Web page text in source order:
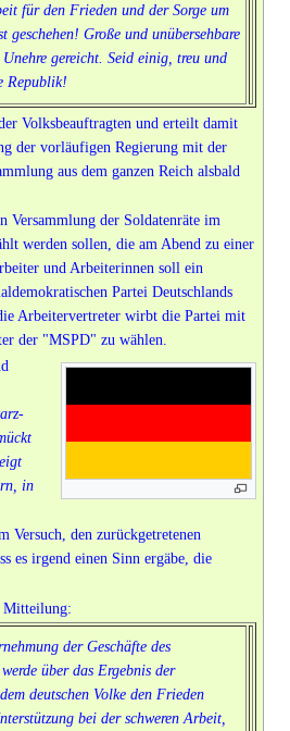
für den Frieden und der Sorge um
Große und unübersehbare
gereicht. Seid einig, treu und
Republik!
Volksbeauftragten und erteilt damit
der vorläufigen Regierung mit der
aus dem ganzen Reich alsbald
Versammlung der Soldatenräte im
werden sollen, die am Abend zu einer
und Arbeiterinnen soll ein
Partei Deutschlands
Arbeitervertreter wirbt die Partei mit
der "MSPD" zu wählen.
in
Versuch, den zurückgetretenen
es irgend einen Sinn ergäbe, die
Mitteilung:
der Geschäfte des
über das Ergebnis der
deutschen Volke den Frieden
bei der schweren Arbeit,